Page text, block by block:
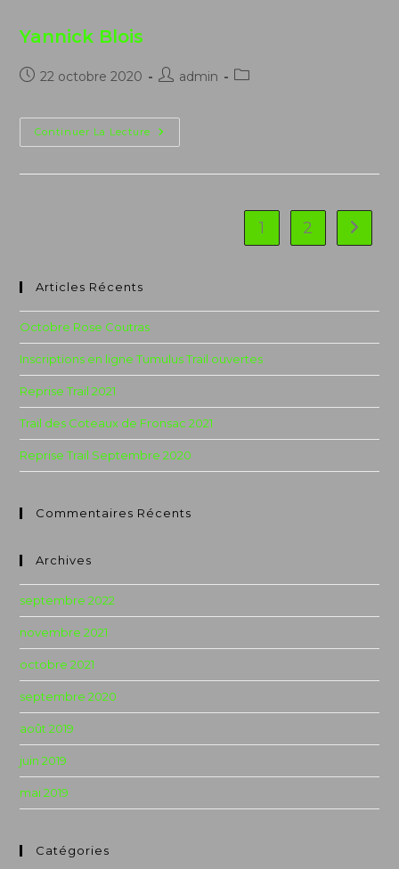
Yannick Blois
Publication
22 octobre 2020
Auteur/autrice
publication :
admin
Post
Continuer La Lecture Yannick
Blois
1 2 Aller à
Articles Récents
Octobre Rose Coutras
Inscriptions en ligne Tumulus Trail ouvertes
Reprise Trail 2021
Trail des Coteaux de Fronsac 2021
Reprise Trail Septembre 2020
Commentaires Récents
Archives
septembre 2022
novembre 2021
octobre 2021
septembre 2020
août 2019
juin 2019
mai 2019
Catégories